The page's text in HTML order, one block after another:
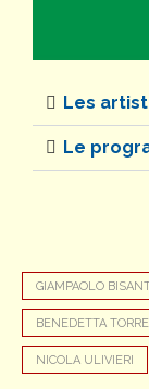
Les
Le
GIAMPAOLO
BENEDETTA TORRE
NICOLA ULIVIERI